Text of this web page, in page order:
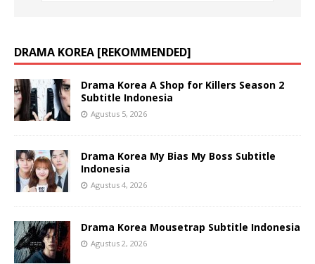
DRAMA KOREA [REKOMMENDED]
Drama Korea A Shop for Killers Season 2
Subtitle Indonesia
Agustus 5, 2026
Drama Korea My Bias My Boss Subtitle
Indonesia
Agustus 4, 2026
Drama Korea Mousetrap Subtitle Indonesia
Agustus 2, 2026